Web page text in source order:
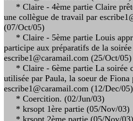
* Claire - 4ème partie Claire
une collègue de travail par
(07/Oct/05)
* Claire - 5ème partie Louis
participe aux préparatifs de la
escribe1@caramail.com (25/Oct/05)
* Claire - 6ème partie La soirée
utilisée par Paula, la soeur de Fiona
escribe1@caramail.com (12/Dec/05)
* Coercition. (02/Jun/03)
* krsopt 1ère partie (05/Nov/03)
* krsopt 2ème partie (05/Nov/03)